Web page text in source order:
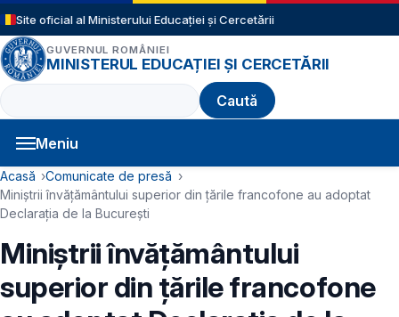
Sari la conținutul principal
Site oficial al Ministerului Educației și Cercetării
GUVERNUL ROMÂNIEI
MINISTERUL EDUCAȚIEI ȘI CERCETĂRII
Caută
Meniu
Navigație principală
Cale de navigare
Acasă
Comunicate de presă
Miniștrii învățământului superior din țările francofone au adoptat
Declarația de la București
Miniștrii învățământului
superior din țările francofone